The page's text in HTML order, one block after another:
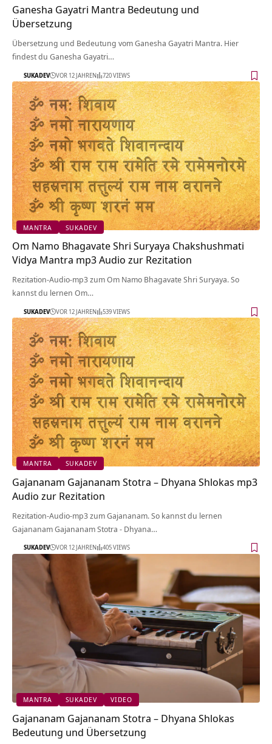
Ganesha Gayatri Mantra Bedeutung und
Übersetzung
Übersetzung und Bedeutung vom Ganesha Gayatri Mantra. Hier
findest du Ganesha Gayatri…
SUKADEV VOR 12 JAHREN 720 VIEWS
MANTRA SUKADEV
Om Namo Bhagavate Shri Suryaya Chakshushmati
Vidya Mantra mp3 Audio zur Rezitation
Rezitation-Audio-mp3 zum Om Namo Bhagavate Shri Suryaya. So
kannst du lernen Om…
SUKADEV VOR 12 JAHREN 539 VIEWS
MANTRA SUKADEV
Gajananam Gajananam Stotra – Dhyana Shlokas mp3
Audio zur Rezitation
Rezitation-Audio-mp3 zum Gajananam. So kannst du lernen
Gajananam Gajananam Stotra - Dhyana…
SUKADEV VOR 12 JAHREN 405 VIEWS
MANTRA SUKADEV VIDEO
Gajananam Gajananam Stotra – Dhyana Shlokas
Bedeutung und Übersetzung